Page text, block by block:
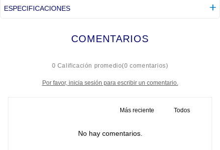
ESPECIFICACIONES
COMENTARIOS
0 Calificación promedio(0 comentarios)
Por favor, inicia sesión para escribir un comentario.
Más reciente Todos
No hay comentarios.